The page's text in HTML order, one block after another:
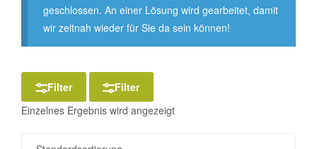
geschlossen. An einer Lösung wird gearbeitet, damit
wir zeitnah wieder für Sie da sein können!
Filter
Filter
Einzelnes Ergebnis wird angezeigt